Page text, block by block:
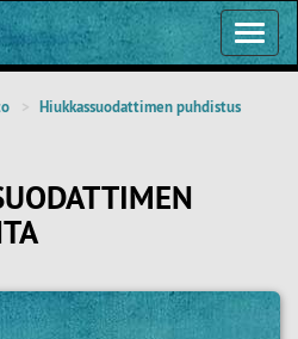
Hiukkassuodattimen puhdistus